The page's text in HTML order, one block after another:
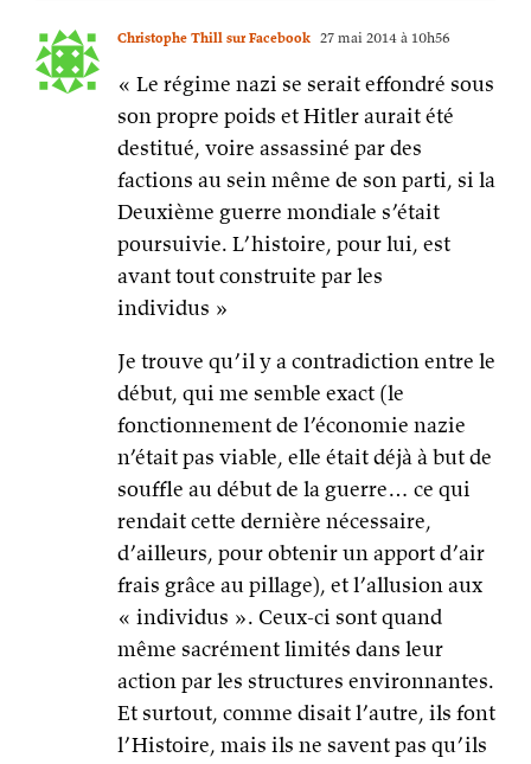
poursuivie. L’histoire, pour lui, est
avant tout construite par les
individus »
Je trouve qu’il y a contradiction entre le
début, qui me semble exact (le
fonctionnement de l’économie nazie
n’était pas viable, elle était déjà à but de
souffle au début de la guerre… ce qui
d’ailleurs, pour obtenir un apport d’air
frais grâce au pillage), et l’allusion aux
« individus ». Ceux-ci sont quand
même sacrément limités dans leur
action par les structures environnantes.
Et surtout, comme disait l’autre, ils font
l’Histoire, mais ils ne savent pas qu’ils
la font.
Alexandre Girardot sur Facebook 27 mai 2014 à 10h56
Je ne dis rien d’autre depuis hier. Les
principaux responsables de la montée